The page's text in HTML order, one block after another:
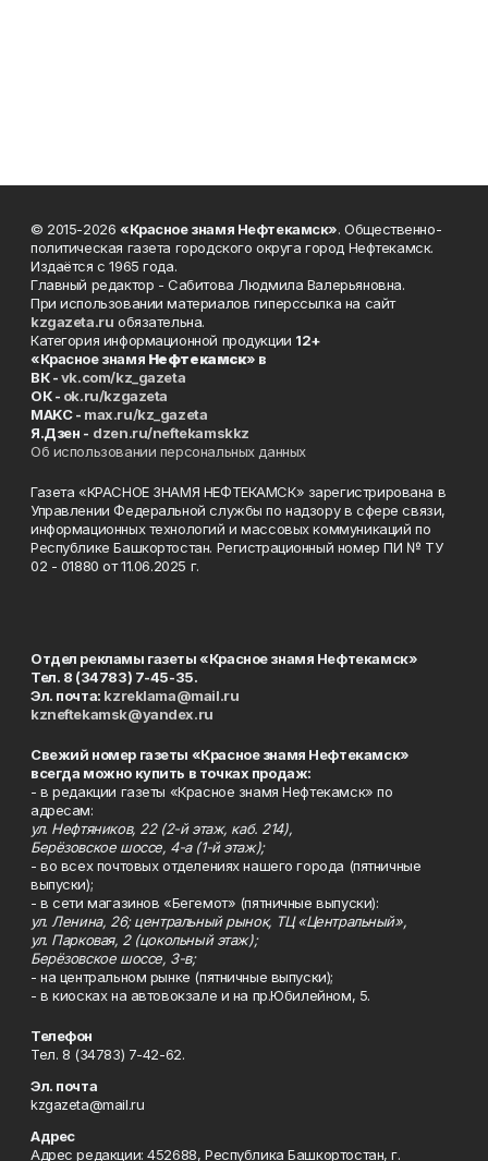
© 2015-2026 «Красное знамя Нефтекамск». Общественно-
политическая газета городского округа город Нефтекамск.
Издаётся с 1965 года.
Главный редактор - Сабитова Людмила Валерьяновна.
При использовании материалов гиперссылка на сайт
kzgazeta.ru обязательна.
Категория информационной продукции 12+
«Красное знамя Нефтекамск» в
ВК -vk.com/kz_gazeta
ОК - ok.ru/kzgazeta
MAKC - max.ru/kz_gazeta
Я.Дзен - dzen.ru/neftekamskkz
Об использовании персональных данных
Газета «КРАСНОЕ ЗНАМЯ НЕФТЕКАМСК» зарегистрирована в
Управлении Федеральной службы по надзору в сфере связи,
информационных технологий и массовых коммуникаций по
Республике Башкортостан. Регистрационный номер ПИ № ТУ
02 - 01880 от 11.06.2025 г.
Отдел рекламы газеты «Красное знамя Нефтекамск»
Тел. 8 (34783) 7-45-35.
Эл. почта: kzreklama@mail.ru
kzneftekamsk@yandex.ru
Свежий номер газеты «Красное знамя Нефтекамск»
всегда можно купить в точках продаж:
- в редакции газеты «Красное знамя Нефтекамск» по
адресам:
ул. Нефтяников, 22 (2-й этаж, каб. 214),
Берёзовское шоссе, 4-а (1-й этаж);
- во всех почтовых отделениях нашего города (пятничные
выпуски);
- в сети магазинов «Бегемот» (пятничные выпуски):
ул. Ленина, 26; центральный рынок, ТЦ «Центральный»,
ул. Парковая, 2 (цокольный этаж);
Берёзовское шоссе, 3-в;
- на центральном рынке (пятничные выпуски);
- в киосках на автовокзале и на пр.Юбилейном, 5.
Телефон
Тел. 8 (34783) 7-42-62.
Эл. почта
kzgazeta@mail.ru
Адрес
Адрес редакции: 452688, Республика Башкортостан, г.